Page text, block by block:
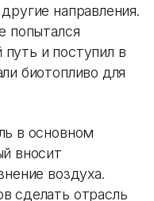
направления.
попытался
и поступил в
биотопливо для
в основном
вносит
воздуха.
сделать отрасль